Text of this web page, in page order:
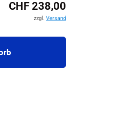
CHF 238,00
zzgl. Versand